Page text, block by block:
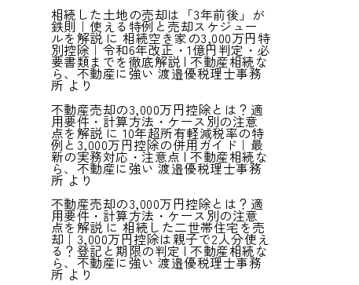
相続した土地の売却は「3年前後」が
鉄則｜使える特例と売却スケジュー
ルを解説に相続空き家の3,000万円特
別控除｜令和6年改正・1億円判定・必
要書類までを徹底解説 | 不動産相続な
ら、不動産に強い 渡邉優税理士事務
所より
不動産売却の3,000万円控除とは？適
用要件・計算方法・ケース別の注意
点を解説に10年超所有軽減税率の特
例と3,000万円控除の併用ガイド｜最
新の実務対応・注意点 | 不動産相続な
ら、不動産に強い 渡邉優税理士事務
所より
不動産売却の3,000万円控除とは？適
用要件・計算方法・ケース別の注意
点を解説に相続した二世帯住宅を売
却｜3,000万円控除は親子で2人分使え
る？登記と期限の判定 | 不動産相続な
ら、不動産に強い 渡邉優税理士事務
所より